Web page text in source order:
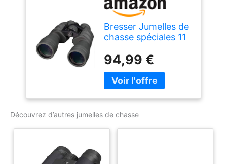
Bresser Jumelles de
chasse spéciales 11
et revêtement
multicouche
complet
comprenant un
trépied, un fil de
connexion, une
94,99 €
Découvrez d’autres jumelles de chasse